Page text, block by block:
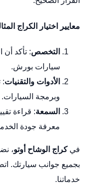
معايير اختيار الكراج
التخصص: تأكد أن
سيارات بورش.
الأدوات والتقنيات:
وبرمجة السيارات.
السمعة: قراءة
معرفة جودة
فيكراج الوشاح أوتو،
بجميع جوانب سيارتك.
خدماتنا.